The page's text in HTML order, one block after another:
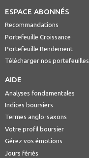
ESPACE ABONNÉS
Recommandations
Portefeuille Croissance
Portefeuille Rendement
Télécharger nos portefeuilles
AIDE
Analyses fondamentales
Indices boursiers
Termes anglo-saxons
Votre profil boursier
Gérez vos émotions
Jours fériés